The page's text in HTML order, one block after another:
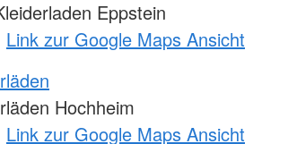
Eppstein
Link zur Google Maps Ansicht
Hochheim
Link zur Google Maps Ansicht